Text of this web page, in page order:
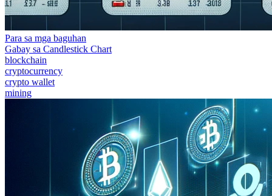
Para sa mga baguhan
Gabay sa Candlestick Chart
blockchain
cryptocurrency
crypto wallet
mining